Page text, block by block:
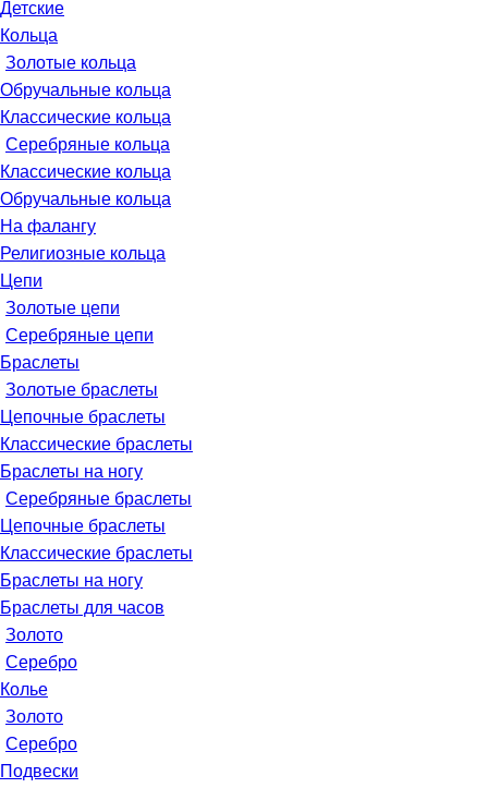
Детские
Кольца
Золотые кольца
Обручальные кольца
Классические кольца
Серебряные кольца
Классические кольца
Обручальные кольца
На фалангу
Религиозные кольца
Цепи
Золотые цепи
Серебряные цепи
Браслеты
Золотые браслеты
Цепочные браслеты
Классические браслеты
Браслеты на ногу
Серебряные браслеты
Цепочные браслеты
Классические браслеты
Браслеты на ногу
Браслеты для часов
Золото
Серебро
Колье
Золото
Серебро
Подвески